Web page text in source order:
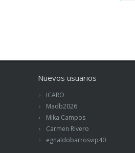
Nuevos usuarios
ICARO
Madb2026
Mika Campos
Carmen Rivero
egnaldobarrosvip40